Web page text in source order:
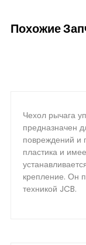
Похожие
Чехол рычага
предназначен
повреждений и
пластика и
крепление. Он
техникой JCB.